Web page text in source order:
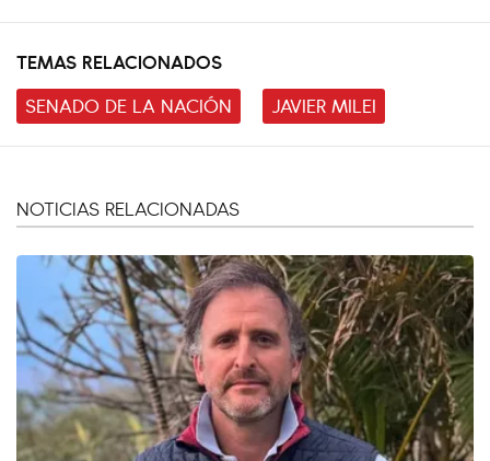
TEMAS RELACIONADOS
SENADO DE LA NACIÓN
JAVIER MILEI
NOTICIAS RELACIONADAS